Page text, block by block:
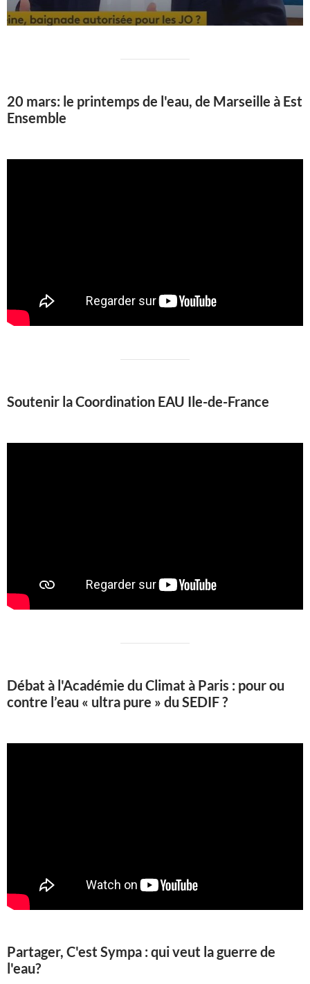
20 mars: le printemps de l'eau, de Marseille à Est
Ensemble
Soutenir la Coordination EAU Ile-de-France
Débat à l'Académie du Climat à Paris : pour ou
contre l’eau « ultra pure » du SEDIF ?
Partager, C'est Sympa : qui veut la guerre de
l'eau?